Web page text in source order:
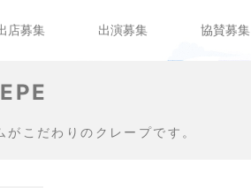
店募集 出演募集 協賛募集
こだわりのクレープです。